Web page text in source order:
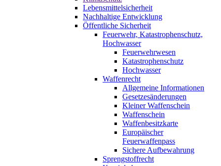
Lebensmittelsicherheit
Nachhaltige Entwicklung
Öffentliche Sicherheit
Feuerwehr, Katastrophenschutz,
Hochwasser
Feuerwehrwesen
Katastrophenschutz
Hochwasser
Waffenrecht
Allgemeine Informationen
Gesetzesänderungen
Kleiner Waffenschein
Waffenschein
Waffenbesitzkarte
Europäischer
Feuerwaffenpass
Sichere Aufbewahrung
Sprengstoffrecht